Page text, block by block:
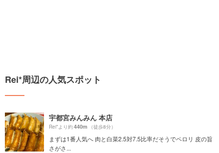
Rei*周辺の人気スポット
宇都宮みんみん 本店
Rei*より約440m （徒歩8分）
まずは1番人気へ 肉と白菜2.5対7.5比率だそうでペロリ 皮の旨
さがさ...